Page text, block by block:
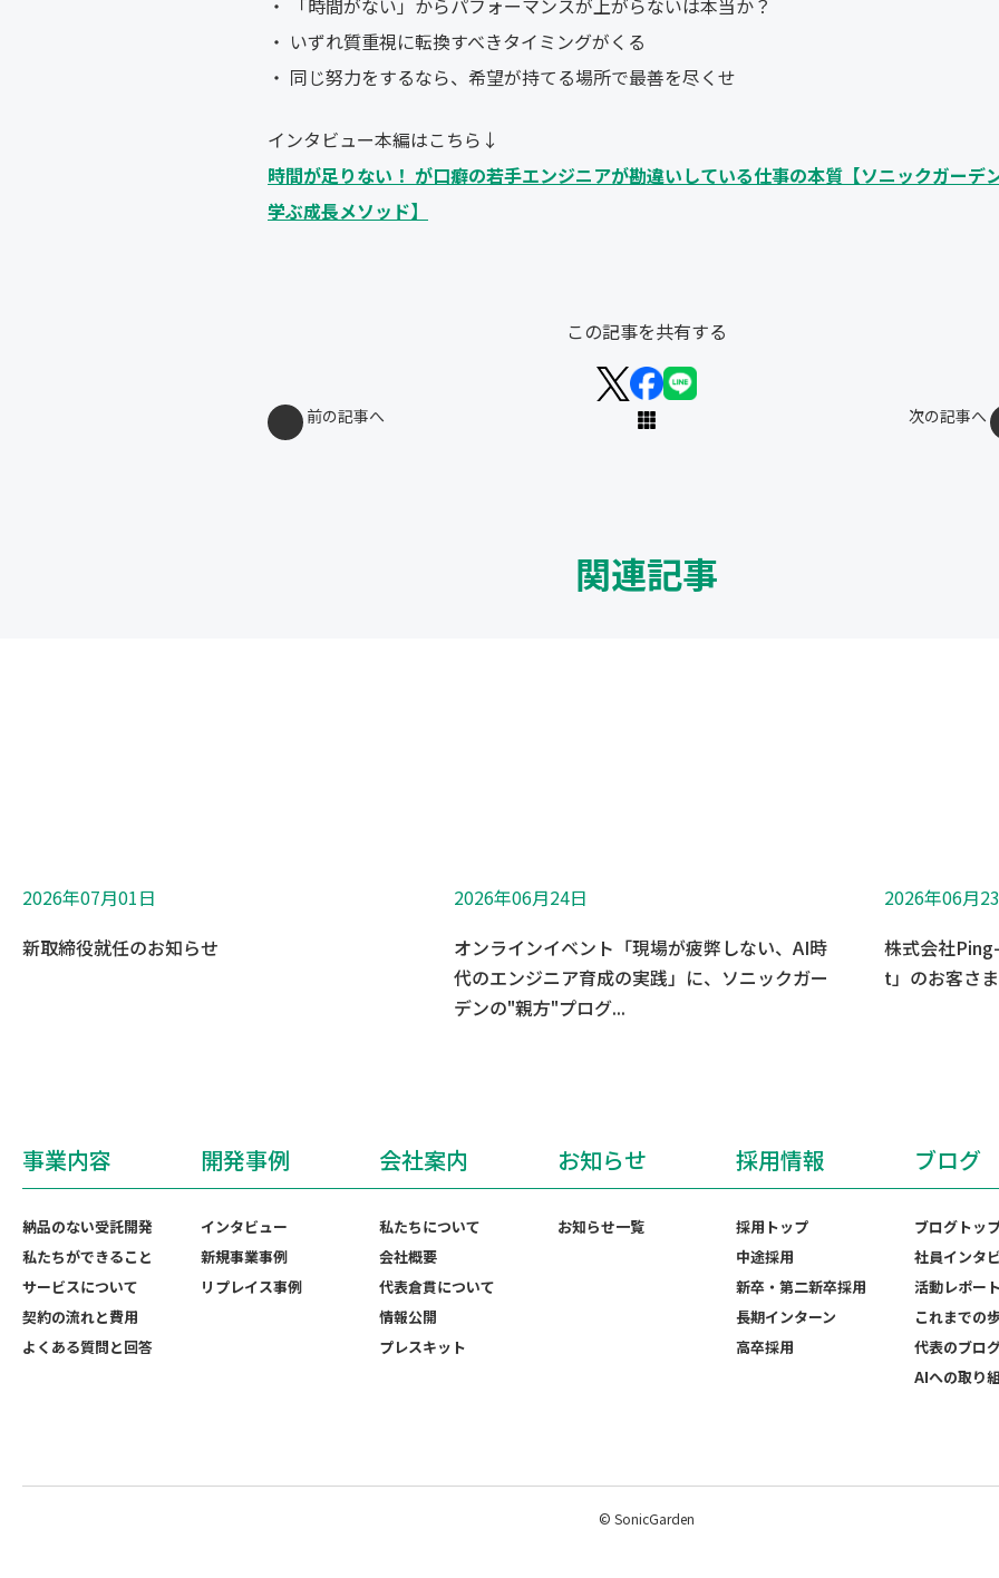
・ 「時間がない」からパフォーマンスが上がらないは本当か？
・ いずれ質重視に転換すべきタイミングがくる
・ 同じ努力をするなら、希望が持てる場所で最善を尽くせ
インタビュー本編はこちら↓
時間が足りない！ が口癖の若手エンジニアが勘違いしている仕事の本質【ソニックガーデ
学ぶ成長メソッド】
この記事を共有する
前の記事へ 次の記事へ
関連記事
2026年07月01日
新取締役就任のお知らせ
2026年06月24日
オンラインイベント「現場が疲弊しない、AI時
代のエンジニア育成の実践」に、ソニックガー
デンの"親方"プログ...
2026年06月
株式会社
t」のお客さ
事業内容
納品のない受託開発
私たちができること
サービスについて
契約の流れと費用
よくある質問と回答
開発事例
インタビュー
新規事業事例
リプレイス事例
会社案内
私たちについて
会社概要
代表倉貫について
情報公開
プレスキット
お知らせ
お知らせ一覧
採用情報
採用トップ
中途採用
新卒・第二新卒採用
長期インターン
高卒採用
ブログ
ブログトッ
社員インタ
活動レポー
これまでの
代表のブロ
AIへの取り
© SonicGarden